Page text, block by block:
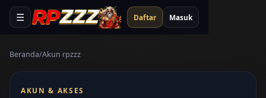
☰ Daftar Masuk
Beranda Akun rpzzz
AKUN & AKSES